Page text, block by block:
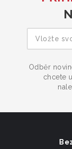
Odběr
chcete